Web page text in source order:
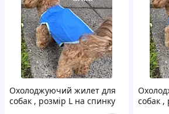
Охолоджуючий жилет для
собак , розмір L на спинку
собак ,